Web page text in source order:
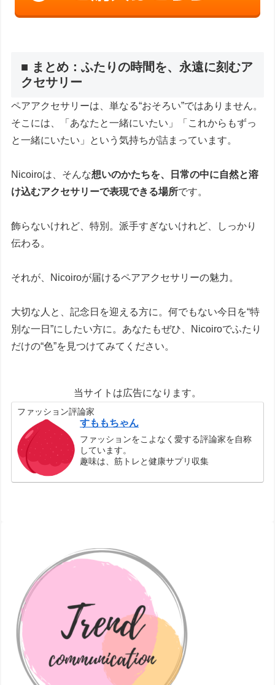
■ まとめ：ふたりの時間を、永遠に刻むア
クセサリー
ペアアクセサリーは、単なる“おそろい”ではありません。
そこには、「あなたと一緒にいたい」「これからもずっ
と一緒にいたい」という気持ちが詰まっています。
Nicoiroは、そんな想いのかたちを、日常の中に自然と溶
け込むアクセサリーで表現できる場所です。
飾らないけれど、特別。派手すぎないけれど、しっかり
伝わる。
それが、Nicoiroが届けるペアアクセサリーの魅力。
大切な人と、記念日を迎える方に。何でもない今日を“特
別な一日”にしたい方に。あなたもぜひ、Nicoiroでふたり
だけの“色”を見つけてみてください。
当サイトは広告になります。
ファッション評論家
すももちゃん
ファッションをこよなく愛する評論家を自称
しています。
趣味は、筋トレと健康サプリ収集